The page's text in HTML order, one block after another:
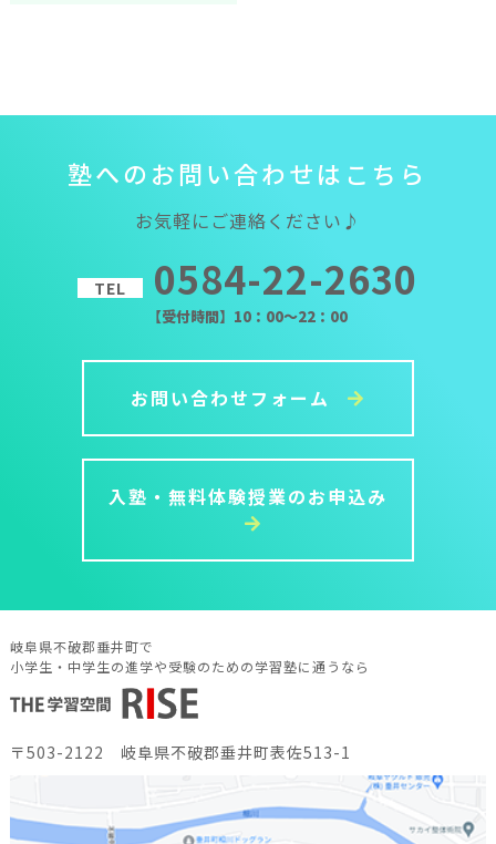
塾への お問い合わせは こ ち ら
お気軽にご連絡ください♪
TEL 0584-22-2630
【受付時間】10：00～22：00
お問い合わせフォーム
入塾・無料体験授業のお申込み
岐阜県不破郡垂井町で
小学生・中学生の進学や受験のための学習塾に通うなら
〒503-2122 岐阜県不破郡垂井町表佐513-1